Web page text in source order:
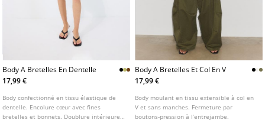
Body A Bretelles En Dentelle
17,99 €
Body confectionné en tissu élastique de
dentelle. Encolure cœur avec fines
bretelles et bonnets. Doublure intérieure
Body A Bretelles Et Col En V
17,99 €
Body moulant en tissu extensible à col en
V et sans manches. Fermeture par
boutons-pression à l’entrejambe.